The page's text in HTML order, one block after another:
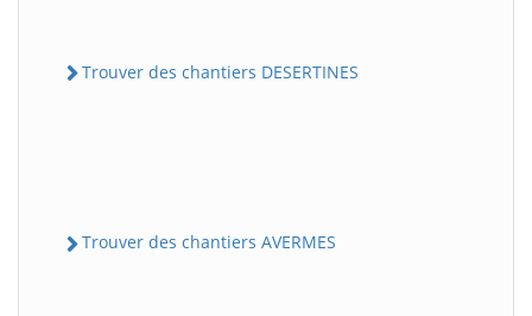
Trouver des chantiers DESERTINES
Trouver des chantiers AVERMES